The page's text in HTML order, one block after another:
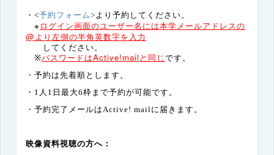
・<予約フォーム> より予約してください。
※ ログイン画面のユーザー名には本学メールアドレスの
@より左側の半角英数字を 入力
して ください。
※パスワードはActive!mail と同じ です。
・予約は先着順とします。
・1人1日最大6枠まで予約が可能です。
・予約完了メールは Active! mail に届きます。
映像資料視聴の方へ：